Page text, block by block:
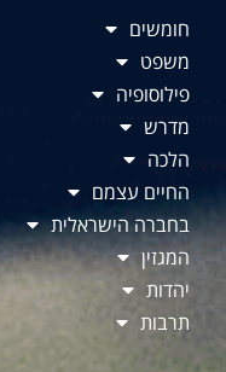
חומשים
משפט
פילוסופיה
מדרש
הלכה
החיים עצמם
בחברה הישראלית
המגזין
יהדות
תרבות